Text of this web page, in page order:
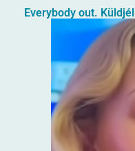
Everybody out. Küldjél